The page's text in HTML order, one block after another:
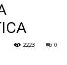
0
2223